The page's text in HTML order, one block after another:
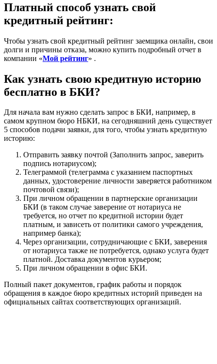
Платный способ узнать свой
кредитный рейтинг:
Чтобы узнать свой кредитный рейтинг заемщика онлайн, свои
долги и причины отказа, можно купить подробный отчет в
компании «Мой рейтинг» .
Как узнать свою кредитную историю
бесплатно в БКИ?
Для начала вам нужно сделать запрос в БКИ, например, в
самом крупном бюро НБКИ, на сегодняшний день существует
5 способов подачи заявки, для того, чтобы узнать кредитную
историю:
Отправить заявку почтой (Заполнить запрос, заверить
подпись нотариусом);
Телеграммой (телеграмма с указанием паспортных
данных, удостоверение личности заверяется работником
почтовой связи);
При личном обращении в партнерские организации
БКИ (в таком случае заверение от нотариуса не
требуется, но отчет по кредитной истории будет
платным, и зависеть от политики самого учреждения,
например банка);
Через организации, сотрудничающие с БКИ, заверения
от нотариуса также не потребуется, однако услуга будет
платной. Доставка документов курьером;
При личном обращении в офис БКИ.
Полный пакет документов, график работы и порядок
обращения в каждое бюро кредитных историй приведен на
официальных сайтах соответствующих организаций.